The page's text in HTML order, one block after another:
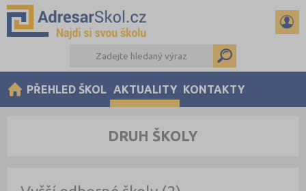
PŘEHLED ŠKOL AKTUALITY KONTAKTY
DRUH ŠKOLY